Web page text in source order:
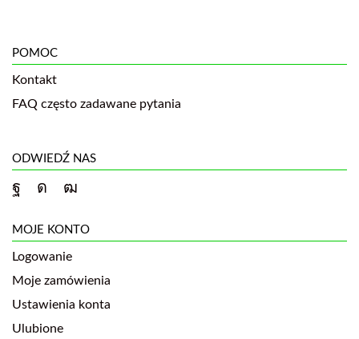
POMOC
Kontakt
FAQ często zadawane pytania
ODWIEDŹ NAS
MOJE KONTO
Logowanie
Moje zamówienia
Ustawienia konta
Ulubione